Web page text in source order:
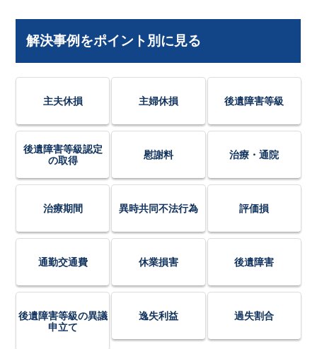
解決事例をポイント別に見る
主夫休損 主婦休損 後遺障害等級
後遺障害等級認定
の取得
慰謝料 治療・通院
治療期間 異時共同不法行為 評価損
通勤交通費 休業損害 後遺障害
後遺障害等級の異議
申立て
逸失利益 過失割合